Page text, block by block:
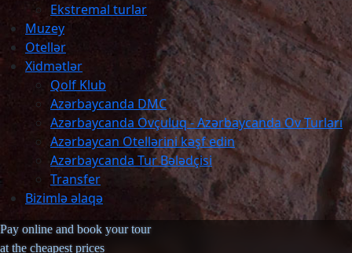
Ekstremal turlar
Muzey
Otellər
Xidmətlər
Qolf Klub
Azərbaycanda DMC
Azərbaycanda Ovçuluq - Azərbaycanda Ov Turları
Azərbaycan Otellərini kəşf edin
Azərbaycanda Tur Bələdçisi
Transfer
Bizimlə əlaqə
Pay online and book your tour
at the cheapest prices